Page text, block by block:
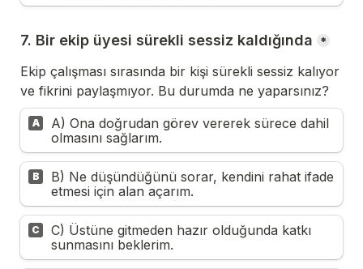
7. Bir ekip üyesi sürekli sessiz kaldığında *
Ekip çalışması sırasında bir kişi sürekli sessiz kalıyor
ve fikrini paylaşmıyor. Bu durumda ne yaparsınız?
A
A) Ona doğrudan görev vererek sürece dahil
olmasını sağlarım.
B
B) Ne düşündüğünü sorar, kendini rahat ifade
etmesi için alan açarım.
C
C) Üstüne gitmeden hazır olduğunda katkı
sunmasını beklerim.